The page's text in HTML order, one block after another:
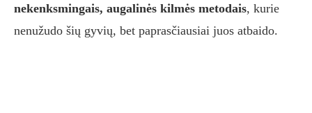
nekenksmingais, augalinės kilmės metodais, kurie
nenužudo šių gyvių, bet paprasčiausiai juos atbaido.